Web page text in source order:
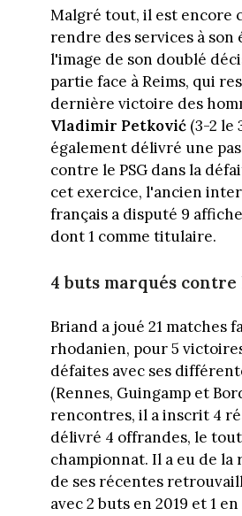
Malgré tout, il est encore
rendre des services à son
l'image de son doublé
partie face à Reims, qui
dernière victoire des
Vladimir Petković(3-2 le
également délivré une
contre le PSG dans la
cet exercice, l'ancien
français a disputé 9
dont 1 comme titulaire.
4 buts marqués contre
Briand a joué 21 matches
rhodanien, pour 5
défaites avec ses
(Rennes, Guingamp et
rencontres, il a inscrit 4
délivré 4 offrandes, le
championnat. Il a eu de la
de ses récentes
avec 2 buts en 2019 et 1